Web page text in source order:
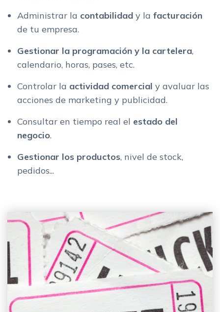
Administrar la contabilidad y la facturación
de tu empresa.
Gestionar la programación y la cartelera,
calendario, horas, pases, etc.
Controlar la actividad comercial y avaluar las
acciones de marketing y publicidad.
Consultar en tiempo real el estado del
negocio.
Gestionar los productos, nivel de stock,
pedidos...